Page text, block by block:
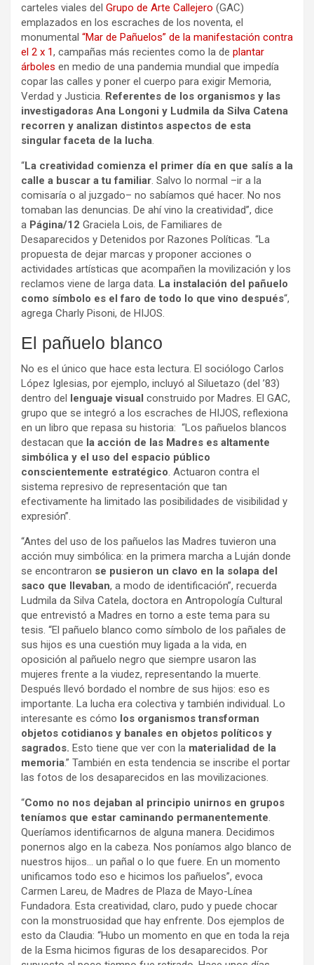
carteles viales del Grupo de Arte Callejero (GAC)
emplazados en los escraches de los noventa, el
monumental “Mar de Pañuelos” de la manifestación contra
el 2 x 1, campañas más recientes como la de plantar
árboles en medio de una pandemia mundial que impedía
copar las calles y poner el cuerpo para exigir Memoria,
Verdad y Justicia. Referentes de los organismos y las
investigadoras Ana Longoni y Ludmila da Silva Catena
recorren y analizan distintos aspectos de esta
singular faceta de la lucha
“La creatividad comienza el primer día en que salís a la
calle a buscar a tu familiar . Salvo lo normal –ir a la
comisaría o al juzgado– no sabíamos qué hacer. No nos
tomaban las denuncias. De ahí vino la creatividad”, dice
a Página/12 Graciela Lois, de Familiares de
Desaparecidos y Detenidos por Razones Políticas. “La
propuesta de dejar marcas y proponer acciones o
actividades artísticas que acompañen la movilización y los
reclamos viene de larga data. La instalación del pañuelo
como símbolo es el faro de todo lo que vino después“,
agrega Charly Pisoni, de HIJOS.
El pañuelo blanco
No es el único que hace esta lectura. El sociólogo Carlos
López Iglesias, por ejemplo, incluyó al Siluetazo (del ’83)
dentro del lenguaje visual construido por Madres. El GAC,
grupo que se integró a los escraches de HIJOS, reflexiona
en un libro que repasa su historia: “Los pañuelos blancos
destacan que la acción de las Madres es altamente
simbólica y el uso del espacio público
conscientemente estratégico . Actuaron contra el
sistema represivo de representación que tan
efectivamente ha limitado las posibilidades de visibilidad y
expresión”.
“Antes del uso de los pañuelos las Madres tuvieron una
acción muy simbólica: en la primera marcha a Luján donde
se encontraron se pusieron un clavo en la solapa del
saco que llevaban, a modo de identificación”, recuerda
Ludmila da Silva Catela, doctora en Antropología Cultural
que entrevistó a Madres en torno a este tema para su
tesis. “El pañuelo blanco como símbolo de los pañales de
sus hijos es una cuestión muy ligada a la vida, en
oposición al pañuelo negro que siempre usaron las
mujeres frente a la viudez, representando la muerte.
Después llevó bordado el nombre de sus hijos: eso es
importante. La lucha era colectiva y también individual. Lo
interesante es cómo los organismos transforman
objetos cotidianos y banales en objetos políticos y
sagrados. Esto tiene que ver con la materialidad de la
memoria.” También en esta tendencia se inscribe el portar
las fotos de los desaparecidos en las movilizaciones.
“Como no nos dejaban al principio unirnos en grupos
teníamos que estar caminando permanentemente
Queríamos identificarnos de alguna manera. Decidimos
ponernos algo en la cabeza. Nos poníamos algo blanco de
nuestros hijos… un pañal o lo que fuere. En un momento
unificamos todo eso e hicimos los pañuelos”, evoca
Carmen Lareu, de Madres de Plaza de Mayo-Línea
Fundadora. Esta creatividad, claro, pudo y puede chocar
con la monstruosidad que hay enfrente. Dos ejemplos de
esto da Claudia: “Hubo un momento en que en toda la reja
de la Esma hicimos figuras de los desaparecidos. Por